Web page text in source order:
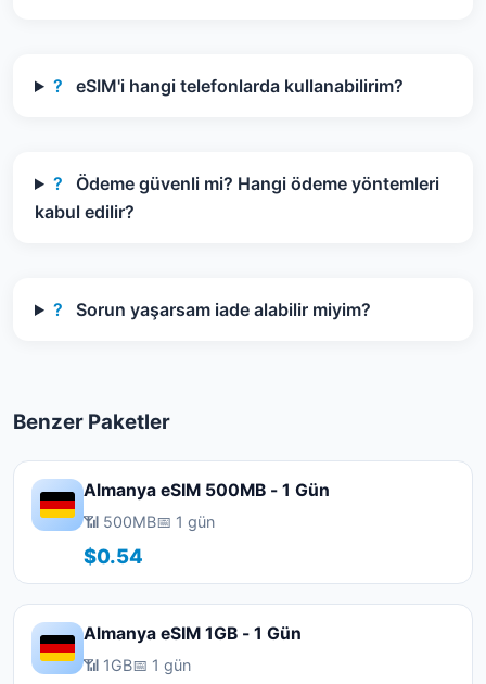
? eSIM'i hangi telefonlarda kullanabilirim?
?
Ödeme güvenli mi? Hangi ödeme yöntemleri
kabul edilir?
? Sorun yaşarsam iade alabilir miyim?
Benzer Paketler
Almanya eSIM 500MB - 1 Gün
📶 500MB📅 1 gün
$0.54
Almanya eSIM 1GB - 1 Gün
📶 1GB📅 1 gün